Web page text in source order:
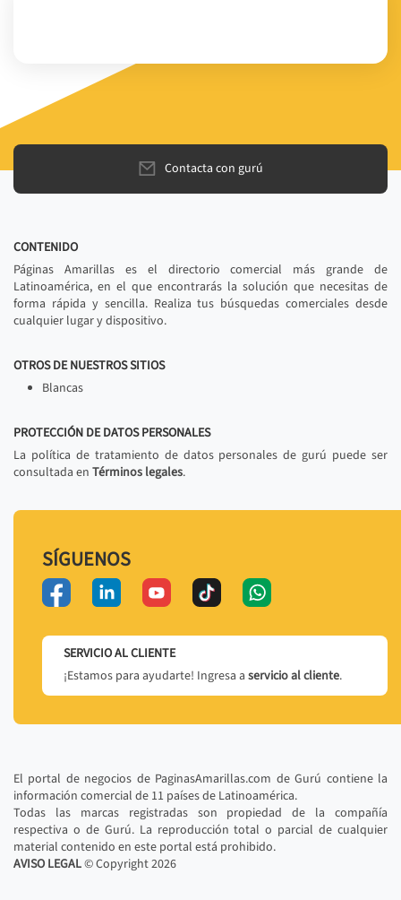
Contacta con gurú
CONTENIDO
Páginas Amarillas es el directorio comercial más grande de
Latinoamérica, en el que encontrarás la solución que necesitas de
forma rápida y sencilla. Realiza tus búsquedas comerciales desde
cualquier lugar y dispositivo.
OTROS DE NUESTROS SITIOS
Blancas
PROTECCIÓN DE DATOS PERSONALES
La política de tratamiento de datos personales de gurú puede ser
consultada en Términos legales.
SÍGUENOS
SERVICIO AL CLIENTE
¡Estamos para ayudarte! Ingresa a servicio al cliente.
El portal de negocios de PaginasAmarillas.com de Gurú contiene la
información comercial de 11 países de Latinoamérica.
Todas las marcas registradas son propiedad de la compañía
respectiva o de Gurú. La reproducción total o parcial de cualquier
material contenido en este portal está prohibido.
AVISO LEGAL© Copyright2026